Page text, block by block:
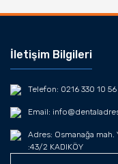
İletişim Bilgileri
Telefon: 0216 330 10 56
Email:
Adres: Osmanağa
:43/2 KADIKÖY